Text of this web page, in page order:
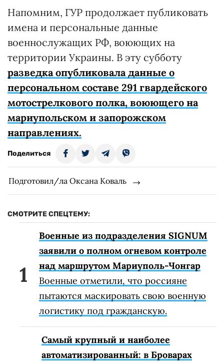
Напомним, ГУР продолжает публиковать
имена и персональные данные
военнослужащих РФ, воюющих на
территории Украины. В эту субботу
разведка опубликовала данные о
персональном составе 291 гвардейского
мотострелкового полка, воюющего на
мариупольском и запорожском
направлениях.
Поделиться
Подготовил/ла Оксана Коваль
СМОТРИТЕ СПЕЦТЕМУ:
Военные из подразделения SIGNUM
заявили о полном огневом контроле
над маршрутом Мариуполь-Чонгар
Военные отметили, что россияне
пытаются маскировать свою военную
логистику под гражданскую.
Самый крупный и наиболее
автоматизированный: в Броварах